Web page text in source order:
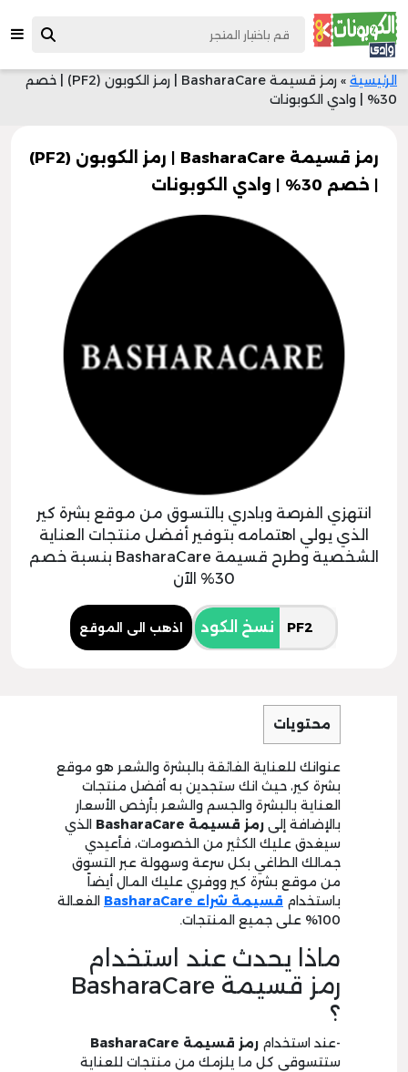
الرئيسية »
رمز قسيمة BasharaCare | رمز الكوبون (PF2) | خصم
30% | وادي الكوبونات
رمز قسيمة BasharaCare | رمز الكوبون (PF2)
| خصم 30% | وادي الكوبونات
انتهزي الفرصة وبادري بالتسوق من موقع بشرة كير
الذي يولي اهتمامه بتوفير أفضل منتجات العناية
الشخصية وطرح قسيمة BasharaCare بنسبة خصم
30% الآن
نسخ الكود اذهب الى الموقع
محتويات
عنوانك للعناية الفائقة بالبشرة والشعر هو موقع
بشرة كير، حيث انك ستجدين به أفضل منتجات
العناية بالبشرة والجسم والشعر بأرخص الأسعار
بالإضافة إلى رمز قسيمة BasharaCare
الذي
سيغدق عليك الكثير من الخصومات، فأعيدي
جمالك الطاغي بكل سرعة وسهولة عبر التسوق
من موقع بشرة كير ووفري عليك المال أيضاً
باستخدام قسيمة شراء BasharaCare
الفعالة
100% على جميع المنتجات.
ماذا يحدث عند استخدام
رمز قسيمة BasharaCare
؟
-عند استخدام رمز قسيمة BasharaCare
ستتسوقي كل ما يلزمك من منتجات للعناية